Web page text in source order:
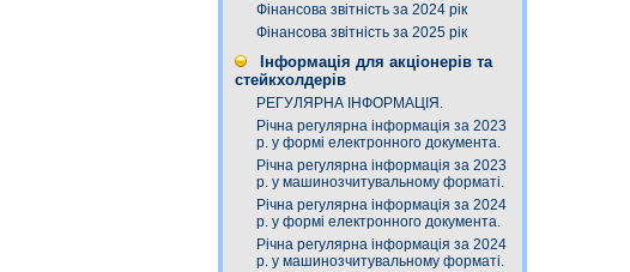
Фінансова звітність за 2024 рік
Фінансова звітність за 2025 рік
Інформація для акціонерів та
стейкхолдерів
РЕГУЛЯРНА ІНФОРМАЦІЯ.
Річна регулярна інформація за 2023
р. у формі електронного документа.
Річна регулярна інформація за 2023
р. у машинозчитувальному форматі.
Річна регулярна інформація за 2024
р. у формі електронного документа.
Річна регулярна інформація за 2024
р. у машинозчитувальному форматі.